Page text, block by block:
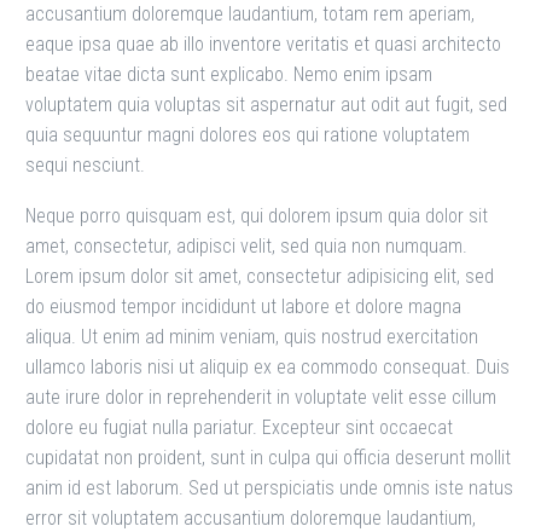
accusantium doloremque laudantium, totam rem aperiam,
eaque ipsa quae ab illo inventore veritatis et quasi architecto
beatae vitae dicta sunt explicabo. Nemo enim ipsam
voluptatem quia voluptas sit aspernatur aut odit aut fugit, sed
quia sequuntur magni dolores eos qui ratione voluptatem
sequi nesciunt.
Neque porro quisquam est, qui dolorem ipsum quia dolor sit
amet, consectetur, adipisci velit, sed quia non numquam.
Lorem ipsum dolor sit amet, consectetur adipisicing elit, sed
do eiusmod tempor incididunt ut labore et dolore magna
aliqua. Ut enim ad minim veniam, quis nostrud exercitation
ullamco laboris nisi ut aliquip ex ea commodo consequat. Duis
aute irure dolor in reprehenderit in voluptate velit esse cillum
dolore eu fugiat nulla pariatur. Excepteur sint occaecat
cupidatat non proident, sunt in culpa qui officia deserunt mollit
anim id est laborum. Sed ut perspiciatis unde omnis iste natus
error sit voluptatem accusantium doloremque laudantium,